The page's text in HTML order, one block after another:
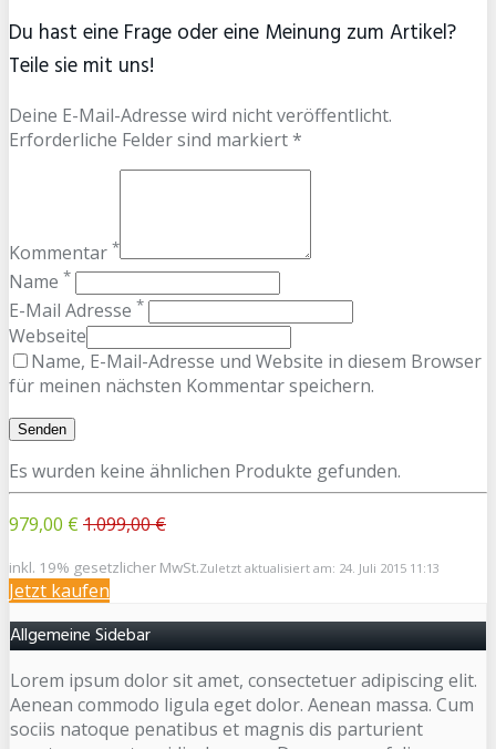
Du hast eine Frage oder eine Meinung zum Artikel?
Teile sie mit uns!
Deine E-Mail-Adresse wird nicht veröffentlicht.
Erforderliche Felder sind markiert *
Kommentar *
Name *
E-Mail Adresse *
Webseite
Name, E-Mail-Adresse und Website in diesem Browser
für meinen nächsten Kommentar speichern.
Es wurden keine ähnlichen Produkte gefunden.
979,00 € 1.099,00 €
inkl. 19% gesetzlicher MwSt.Zuletzt aktualisiert am: 24. Juli 2015 11:13
Jetzt kaufen
Allgemeine Sidebar
Lorem ipsum dolor sit amet, consectetuer adipiscing elit.
Aenean commodo ligula eget dolor. Aenean massa. Cum
sociis natoque penatibus et magnis dis parturient